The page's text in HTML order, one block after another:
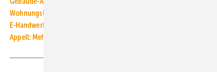
Wohnungslüftung: Positionen des VfW zur Bundestagswahl
E-Handwerke: 10 Forderungen an die neue Bundesregierung
Appell: Mehr Ener­gie­effi­zienz in Wahl­programme